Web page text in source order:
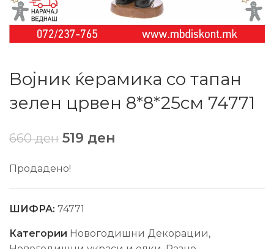
Војник ќерамика со тапан
зелен црвен 8*8*25см 74771
660ден 519 ден
Продадено!
ШИФРА: 74771
Категории Новогодишни Декорации,